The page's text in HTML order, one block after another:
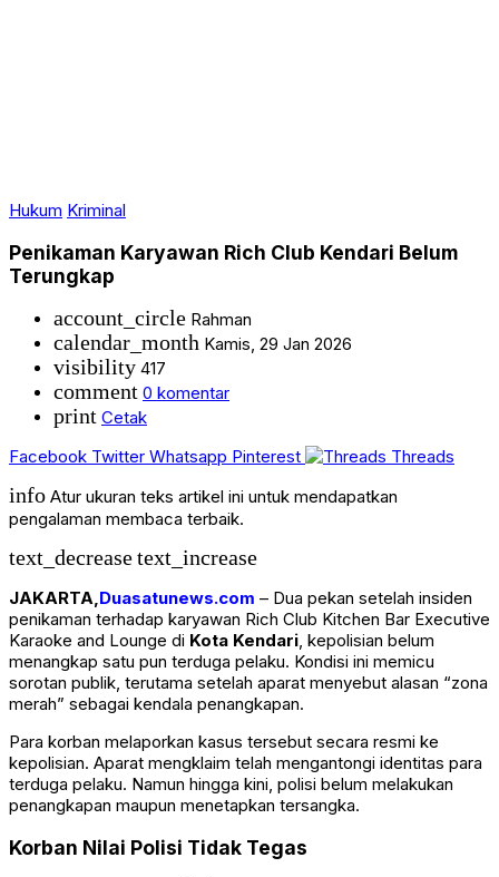
Hukum Kriminal
Penikaman Karyawan Rich Club Kendari Belum
Terungkap
account_circle Rahman
calendar_month Kamis, 29 Jan 2026
visibility 417
comment 0 komentar
print Cetak
Facebook Twitter Whatsapp Pinterest Threads
info Atur ukuran teks artikel ini untuk mendapatkan
pengalaman membaca terbaik.
text_decreasetext_increase
JAKARTA,Duasatunews.com – Dua pekan setelah insiden
penikaman terhadap karyawan Rich Club Kitchen Bar Executive
Karaoke and Lounge di Kota Kendari, kepolisian belum
menangkap satu pun terduga pelaku. Kondisi ini memicu
sorotan publik, terutama setelah aparat menyebut alasan “zona
merah” sebagai kendala penangkapan.
Para korban melaporkan kasus tersebut secara resmi ke
kepolisian. Aparat mengklaim telah mengantongi identitas para
terduga pelaku. Namun hingga kini, polisi belum melakukan
penangkapan maupun menetapkan tersangka.
Korban Nilai Polisi Tidak Tegas